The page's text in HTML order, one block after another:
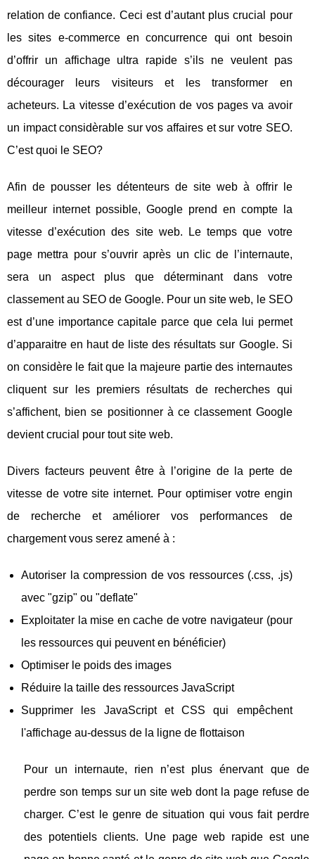
relation de confiance. Ceci est d’autant plus crucial pour
les sites e-commerce en concurrence qui ont besoin
d’offrir un affichage ultra rapide s’ils ne veulent pas
décourager leurs visiteurs et les transformer en
acheteurs. La vitesse d’exécution de vos pages va avoir
un impact considèrable sur vos affaires et sur votre SEO.
C’est quoi le SEO?
Afin de pousser les détenteurs de site web à offrir le
meilleur internet possible, Google prend en compte la
vitesse d’exécution des site web. Le temps que votre
page mettra pour s’ouvrir après un clic de l’internaute,
sera un aspect plus que déterminant dans votre
classement au SEO de Google. Pour un site web, le SEO
est d’une importance capitale parce que cela lui permet
d’apparaitre en haut de liste des résultats sur Google. Si
on considère le fait que la majeure partie des internautes
cliquent sur les premiers résultats de recherches qui
s’affichent, bien se positionner à ce classement Google
devient crucial pour tout site web.
Divers facteurs peuvent être à l’origine de la perte de
vitesse de votre site internet. Pour optimiser votre engin
de recherche et améliorer vos performances de
chargement vous serez amené à :
Autoriser la compression de vos ressources (.css, .js)
avec "gzip" ou "deflate"
Exploitater la mise en cache de votre navigateur (pour
les ressources qui peuvent en bénéficier)
Optimiser le poids des images
Réduire la taille des ressources JavaScript
Supprimer les JavaScript et CSS qui empêchent
l'affichage au-dessus de la ligne de flottaison
Pour un internaute, rien n’est plus énervant que de
perdre son temps sur un site web dont la page refuse de
charger. C’est le genre de situation qui vous fait perdre
des potentiels clients. Une page web rapide est une